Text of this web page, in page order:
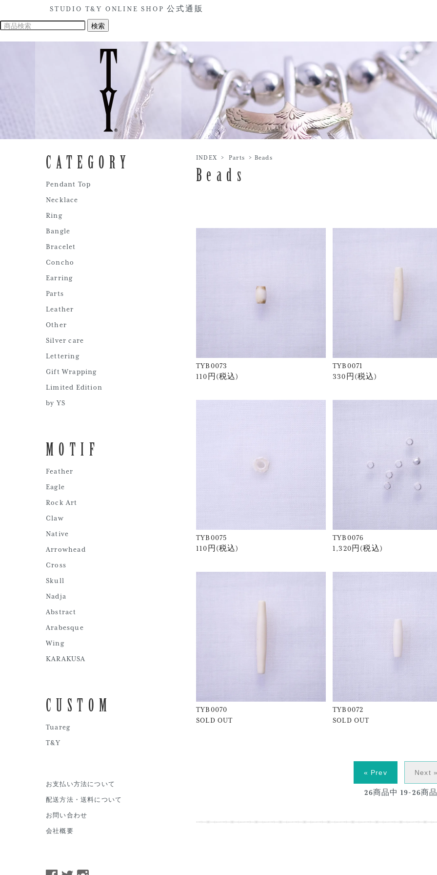
STUDIO T&Y ONLINE SHOP 公式通販
INDEX >Parts > Beads
Beads
TYB0073
110円(税込)
TYB0071
330円(税込)
TYB0075
110円(税込)
TYB0076
1,320円(税込)
TYB0070
SOLD OUT
TYB0072
SOLD OUT
« Prev Next
26商品中 19-26商
CATEGORY
Pendant Top
Necklace
Ring
Bangle
Bracelet
Concho
Earring
Parts
Leather
Other
Silver care
Lettering
Gift Wrapping
Limited Edition
by YS
MOTIF
Feather
Eagle
Rock Art
Claw
Native
Arrowhead
Cross
Skull
Nadja
Abstract
Arabesque
Wing
KARAKUSA
CUSTOM
Tuareg
T&Y
お支払い方法について
配送方法・送料について
お問い合わせ
会社概要